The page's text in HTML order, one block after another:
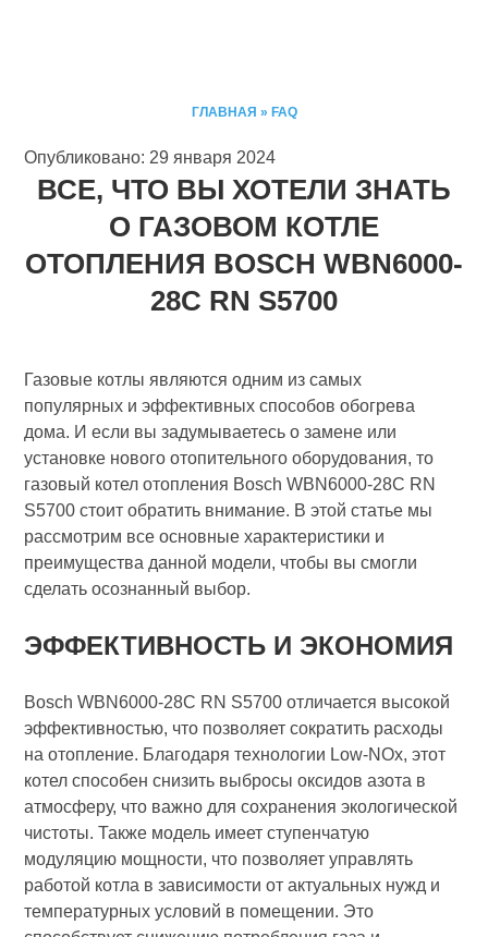
ГЛАВНАЯ » FAQ
Опубликовано: 29 января 2024
ВСЕ, ЧТО ВЫ ХОТЕЛИ ЗНАТЬ
О ГАЗОВОМ КОТЛЕ
ОТОПЛЕНИЯ BOSCH WBN6000-
28C RN S5700
Газовые котлы являются одним из самых
популярных и эффективных способов обогрева
дома. И если вы задумываетесь о замене или
установке нового отопительного оборудования, то
газовый котел отопления Bosch WBN6000-28C RN
S5700 стоит обратить внимание. В этой статье мы
рассмотрим все основные характеристики и
преимущества данной модели, чтобы вы смогли
сделать осознанный выбор.
ЭФФЕКТИВНОСТЬ И ЭКОНОМИЯ
Bosch WBN6000-28C RN S5700 отличается высокой
эффективностью, что позволяет сократить расходы
на отопление. Благодаря технологии Low-NOx, этот
котел способен снизить выбросы оксидов азота в
атмосферу, что важно для сохранения экологической
чистоты. Также модель имеет ступенчатую
модуляцию мощности, что позволяет управлять
работой котла в зависимости от актуальных нужд и
температурных условий в помещении. Это